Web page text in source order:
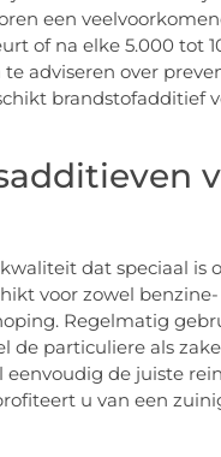
een
of na elke 5.000 tot
adviseren over
brandstofadditief
dat speciaal is
voor zowel
Regelmatig
particuliere als
de juiste
u van een